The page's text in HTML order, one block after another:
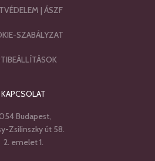
| ÁSZF
SZABÁLYZAT
KAPCSOLAT
Budapest,
Zsilinszky út 58.
2. emelet 1.